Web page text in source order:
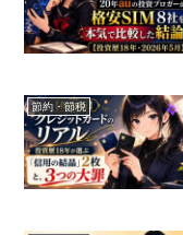
節約・節税